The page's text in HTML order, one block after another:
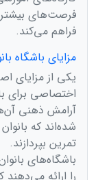
فرصت‌های
فراهم می‌کند.
مزایای باشگاه
یکی از مزایای
اختصاصی برای
آرامش ذهنی
شده‌اند که
تمرین بپردازند.
باشگاه‌های
را ارائه